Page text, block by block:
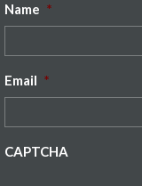
Name *
Email *
CAPTCHA